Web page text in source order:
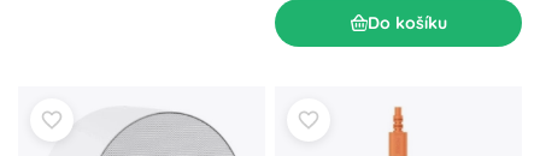
Do košíku